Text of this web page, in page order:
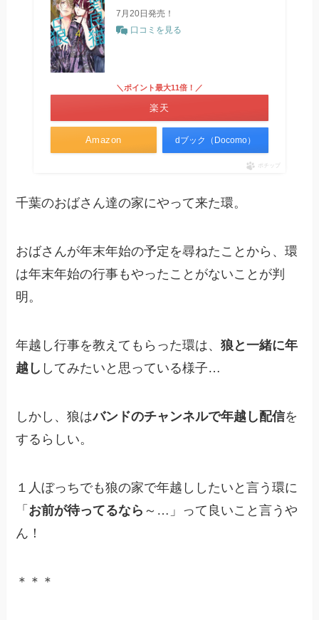
7月20日発売！
口コミを見る
Amazon
＼ポイント最大11倍！／
楽天
dブック（Docomo）
ポチップ
千葉のおばさん達の家にやって来た環。
おばさんが年末年始の予定を尋ねたことから、環
は年末年始の行事もやったことがないことが判
明。
年越し行事を教えてもらった環は、狼と一緒に年
越し してみたいと思っている様子…
しかし、狼はバンドのチャンネルで年越し配信を
するらしい。
１人ぼっちでも狼の家で年越ししたいと言う環に
「 お前が待ってるなら ～…」って良いこと言うや
ん！
＊＊＊